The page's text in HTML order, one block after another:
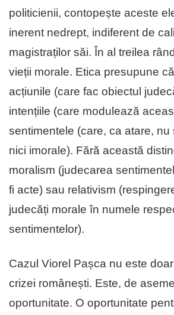
politicienii, contopește aceste
inerent nedrept, indiferent de
magistraților săi. În al treilea
vieții morale. Etica presupune
acțiunile (care fac obiectul
intențiile (care modulează
sentimentele (care, ca atare, nu
nici imorale). Fără această
moralism (judecarea
fi acte) sau relativism
judecăți morale în numele
sentimentelor).
Cazul Viorel Pașca nu este
crizei românești. Este, de
oportunitate. O oportunitate